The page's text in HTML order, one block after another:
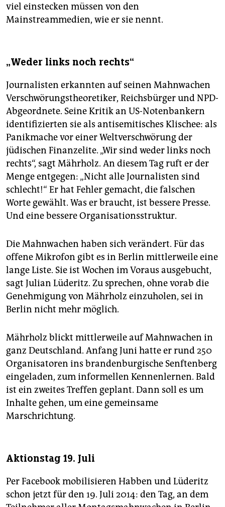
viel einstecken müssen von den
Mainstreammedien, wie er sie nennt.
„Weder links noch rechts“
Journalisten erkannten auf seinen Mahnwachen
Verschwörungstheoretiker, Reichsbürger und NPD-
Abgeordnete. Seine Kritik an US-Notenbankern
identifizierten sie als antisemitisches Klischee: als
Panikmache vor einer Weltverschwörung der
jüdischen Finanzelite. „Wir sind weder links noch
rechts“, sagt Mährholz. An diesem Tag ruft er der
Menge entgegen: „Nicht alle Journalisten sind
schlecht!“ Er hat Fehler gemacht, die falschen
Worte gewählt. Was er braucht, ist bessere Presse.
Und eine bessere Organisationsstruktur.
Die Mahnwachen haben sich verändert. Für das
offene Mikrofon gibt es in Berlin mittlerweile eine
lange Liste. Sie ist Wochen im Voraus ausgebucht,
sagt Julian Lüderitz. Zu sprechen, ohne vorab die
Genehmigung von Mährholz einzuholen, sei in
Berlin nicht mehr möglich.
Mährholz blickt mittlerweile auf Mahnwachen in
ganz Deutschland. Anfang Juni hatte er rund 250
Organisatoren ins brandenburgische Senftenberg
eingeladen, zum informellen Kennenlernen. Bald
ist ein zweites Treffen geplant. Dann soll es um
Inhalte gehen, um eine gemeinsame
Marschrichtung.
Aktionstag 19. Juli
Per Facebook mobilisieren Habben und Lüderitz
schon jetzt für den 19. Juli 2014: den Tag, an dem